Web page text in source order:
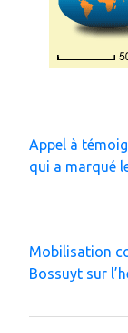
Appel à
qui a marqué
Mobilisation
Bossuyt sur